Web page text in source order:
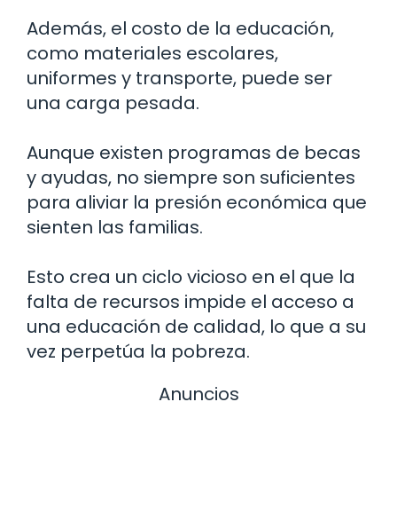
Además, el costo de la educación,
como materiales escolares,
uniformes y transporte, puede ser
una carga pesada.
Aunque existen programas de becas
y ayudas, no siempre son suficientes
para aliviar la presión económica que
sienten las familias.
Esto crea un ciclo vicioso en el que la
falta de recursos impide el acceso a
una educación de calidad, lo que a su
vez perpetúa la pobreza.
Anuncios